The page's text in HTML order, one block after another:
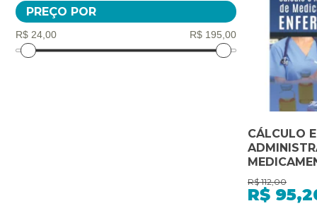
PREÇO POR
CÁLCULO E
R$ 112,00
R$